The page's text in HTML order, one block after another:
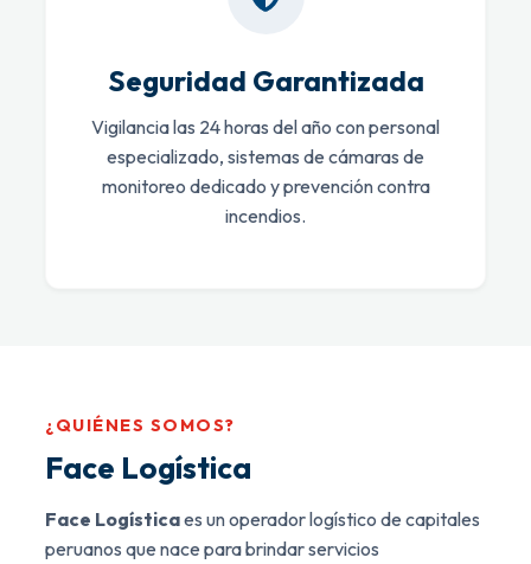
Seguridad Garantizada
Vigilancia las 24 horas del año con personal
especializado, sistemas de cámaras de
monitoreo dedicado y prevención contra
incendios.
¿QUIÉNES SOMOS?
Face Logística
Face Logísticaes un operador logístico de capitales
peruanos que nace para brindar servicios